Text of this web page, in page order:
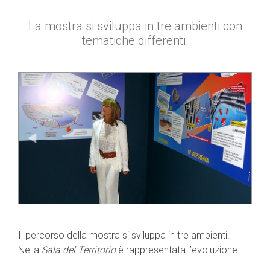
La mostra si sviluppa in tre ambienti con
tematiche differenti.
Il percorso della mostra si sviluppa in tre ambienti.
Nella Sala del Territorioè rappresentata l’evoluzione